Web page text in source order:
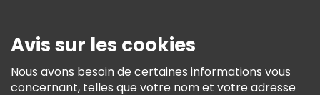
Conditions Générales Et Mentions Légales
Politique En Matière De Cookies
Avis sur les cookies
Nous avons besoin de certaines informations vous
concernant, telles que votre nom et votre adresse